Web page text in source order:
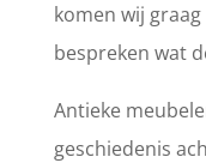
komen wij
bespreken wat
Antieke
geschiedenis